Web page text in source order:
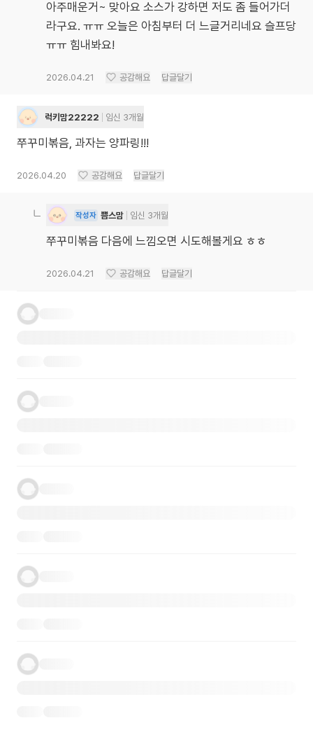
아주매운거~ 맞아요 소스가 강하면 저도 좀 들어가더
라구요. ㅠㅠ 오늘은 아침부터 더 느글거리네요 슬프당
ㅠㅠ 힘내봐요!
2026.04.21 공감해요 답글달기
럭키맘22222 임신 3개월
쭈꾸미볶음, 과자는 양파링!!!
2026.04.20 공감해요 답글달기
작성자 쁨스맘 임신 3개월
쭈꾸미볶음 다음에 느낌오면 시도해볼게요 ㅎㅎ
2026.04.21 공감해요 답글달기